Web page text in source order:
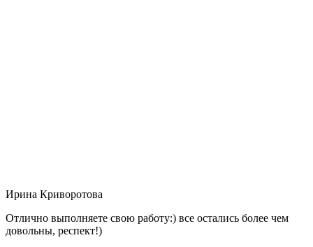
Ирина Криворотова
Отлично выполняете свою работу:) все остались более чем
довольны, респект!)